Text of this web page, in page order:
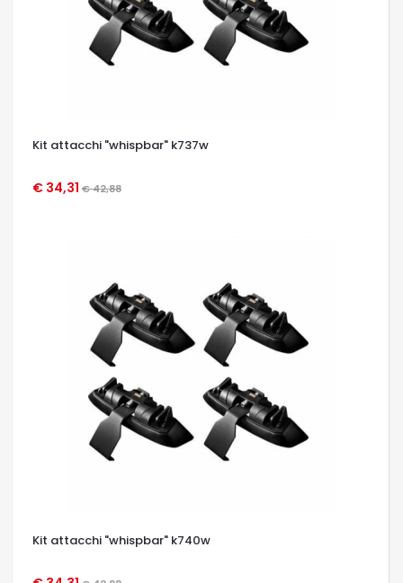
Kit attacchi "whispbar" k737w
€ 34,31 € 42,88
OCCHIATA VELOCE
Kit attacchi "whispbar" k740w